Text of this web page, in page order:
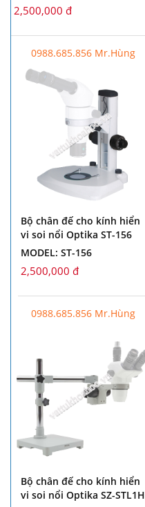
2,500,000 đ
0988.685.856 Mr.Hùng
Bộ chân đế cho kính hiển
vi soi nổi Optika ST-156
MODEL: ST-156
2,500,000 đ
0988.685.856 Mr.Hùng
Bộ chân đế cho kính hiển
vi soi nổi Optika SZ-STL1H